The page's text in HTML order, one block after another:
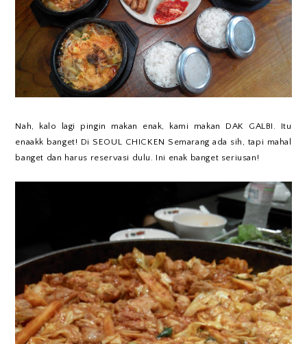
Nah, kalo lagi pingin makan enak, kami makan DAK GALBI. Itu
enaakk banget! Di SEOUL CHICKEN Semarang ada sih, tapi mahal
banget dan harus reservasi dulu. Ini enak banget seriusan!